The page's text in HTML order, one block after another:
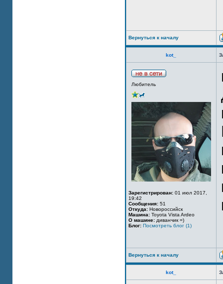
Вернуться к началу
kot_
Любитель
Зарегистрирован: 01 июл 2017,
19:42
Сообщения: 51
Откуда: Новороссийск
Машина: Toyota Vista Ardeo
О машине: диванчик =)
Блог: Посмотреть блог (1)
Вернуться к началу
kot_